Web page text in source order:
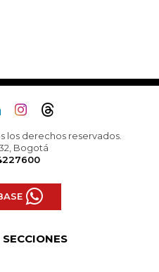
los derechos reservados.
Bogotá